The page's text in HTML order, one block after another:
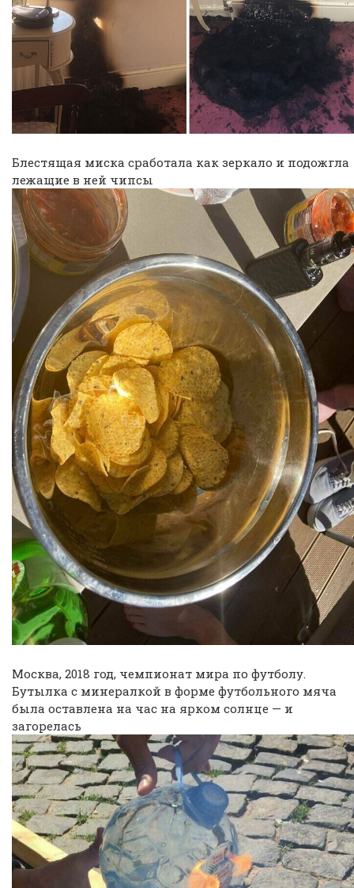
Блестящая миска сработала как зеркало и подожгла
лежащие в ней чипсы
Москва, 2018 год, чемпионат мира по футболу.
Бутылка с минералкой в форме футбольного мяча
была оставлена на час на ярком солнце — и
загорелась